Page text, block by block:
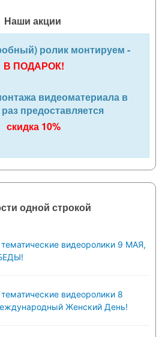
Наши акции
ролик монтируем -
В ПОДАРОК!
видеоматериала в
предоставляется
скидка 10%
одной строкой
видеоролики 9 МАЯ,
видеоролики 8
Женский День!